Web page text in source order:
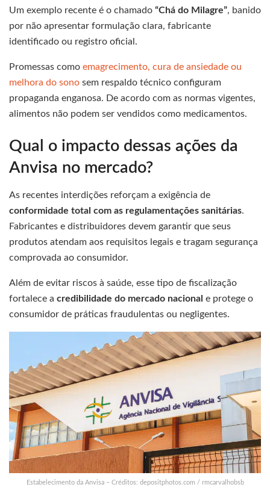
Um exemplo recente é o chamado “Chá do Milagre”, banido
por não apresentar formulação clara, fabricante
identificado ou registro oficial.
Promessas como emagrecimento, cura de ansiedade ou
melhora do sono sem respaldo técnico configuram
propaganda enganosa. De acordo com as normas vigentes,
alimentos não podem ser vendidos como medicamentos.
Qual o impacto dessas ações da
Anvisa no mercado?
As recentes interdições reforçam a exigência de
conformidade total com as regulamentações sanitárias.
Fabricantes e distribuidores devem garantir que seus
produtos atendam aos requisitos legais e tragam segurança
comprovada ao consumidor.
Além de evitar riscos à saúde, esse tipo de fiscalização
fortalece a credibilidade do mercado nacional e protege o
consumidor de práticas fraudulentas ou negligentes.
Estabelecimento da Anvisa – Créditos: depositphotos.com / rmcarvalhobsb